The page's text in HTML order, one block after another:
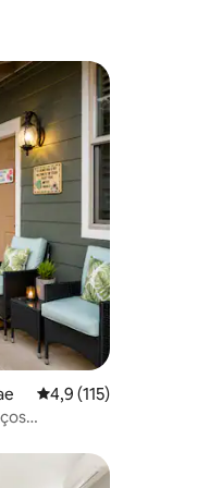
4,9 de uma avaliação
4,9 (115)